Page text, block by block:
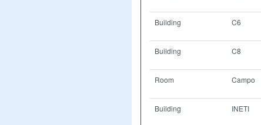
Building C6
Building C8
Room Campo
Building INETI